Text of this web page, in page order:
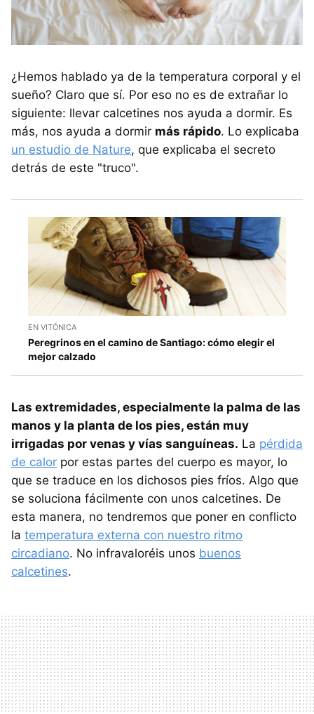
¿Hemos hablado ya de la temperatura corporal y el
sueño? Claro que sí. Por eso no es de extrañar lo
siguiente: llevar calcetines nos ayuda a dormir. Es
más, nos ayuda a dormir más rápido. Lo explicaba
un estudio de Nature, que explicaba el secreto
detrás de este "truco".
EN VITÓNICA
Peregrinos en el camino de Santiago: cómo elegir el
mejor calzado
Las extremidades, especialmente la palma de las
manos y la planta de los pies, están muy
irrigadas por venas y vías sanguíneas. La pérdida
de calor por estas partes del cuerpo es mayor, lo
que se traduce en los dichosos pies fríos. Algo que
se soluciona fácilmente con unos calcetines. De
esta manera, no tendremos que poner en conflicto
la temperatura externa con nuestro ritmo
circadiano. No infravaloréis unos buenos
calcetines.